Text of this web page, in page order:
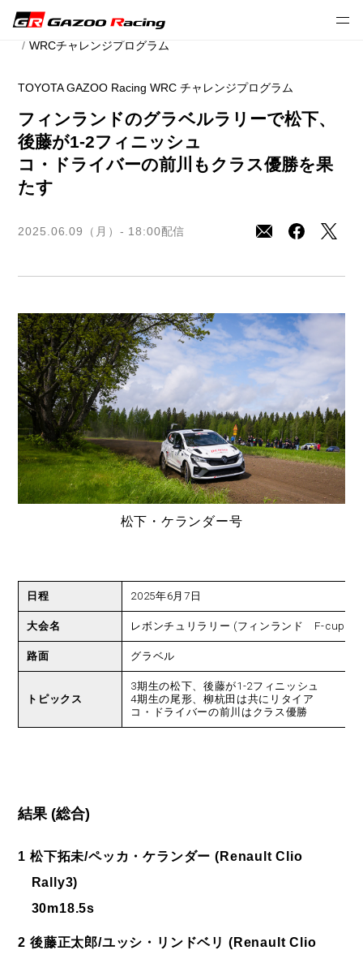
2025年プレスリリース
モータースポーツ
WRCチャレンジプログラム
TOYOTA GAZOO Racing WRC チャレンジプログラム
フィンランドのグラベルラリーで松下、
後藤が1-2フィニッシュ
コ・ドライバーの前川もクラス優勝を果
たす
2025.06.09（月）- 18:00配信
松下・ケランダー号
日程 2025年6月7日
大会名 レボンチュリラリー (フィンランド F-cup 第
路面 グラベル
トピックス
3期生の松下、後藤が1-2フィニッシュ
4期生の尾形、柳杭田は共にリタイア
コ・ドライバーの前川はクラス優勝
結果 (総合)
1 松下拓未/ペッカ・ケランダー (Renault Clio
Rally3)
30m18.5s
2 後藤正太郎/ユッシ・リンドベリ (Renault Clio